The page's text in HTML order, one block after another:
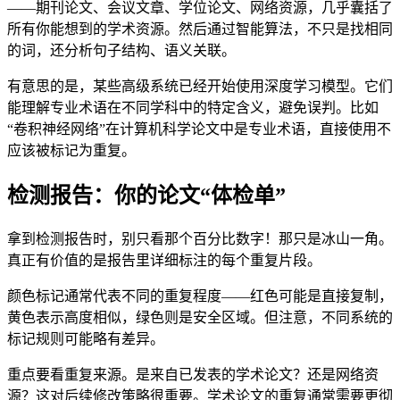
——期刊论文、会议文章、学位论文、网络资源，几乎囊括了
所有你能想到的学术资源。然后通过智能算法，不只是找相同
的词，还分析句子结构、语义关联。
有意思的是，某些高级系统已经开始使用深度学习模型。它们
能理解专业术语在不同学科中的特定含义，避免误判。比如
“卷积神经网络”在计算机科学论文中是专业术语，直接使用不
应该被标记为重复。
检测报告：你的论文“体检单”
拿到检测报告时，别只看那个百分比数字！那只是冰山一角。
真正有价值的是报告里详细标注的每个重复片段。
颜色标记通常代表不同的重复程度——红色可能是直接复制，
黄色表示高度相似，绿色则是安全区域。但注意，不同系统的
标记规则可能略有差异。
重点要看重复来源。是来自已发表的学术论文？还是网络资
源？这对后续修改策略很重要。学术论文的重复通常需要更彻